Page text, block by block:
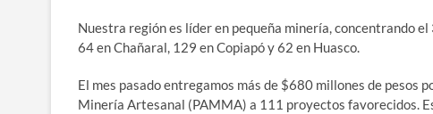
Nuestra región es líder en pequeña minería, concentrando
64 en Chañaral, 129 en Copiapó y 62 en Huasco.
El mes pasado entregamos más de $680 millones de pesos
Minería Artesanal (PAMMA) a 111 proyectos favorecidos.